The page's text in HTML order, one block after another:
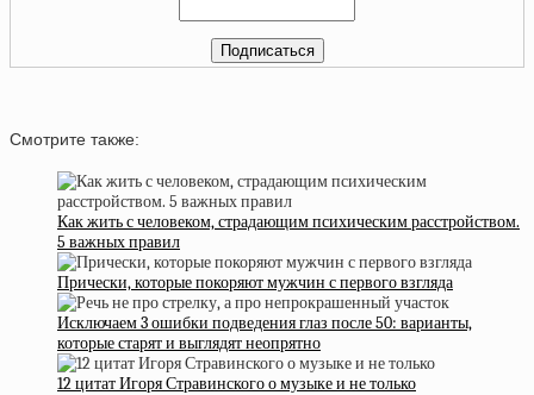
Смотрите также:
Как жить с человеком, страдающим психическим расстройством.
5 важных правил
Прически, которые покоряют мужчин с первого взгляда
Исключаем 3 ошибки подведения глаз после 50: варианты,
которые старят и выглядят неопрятно
12 цитат Игоря Стравинского о музыке и не только